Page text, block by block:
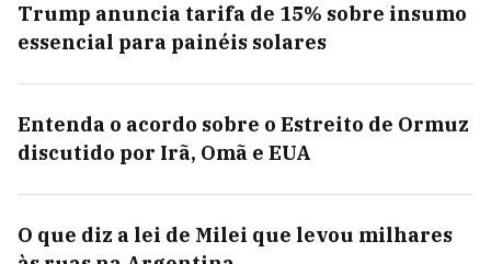
Trump anuncia tarifa de 15% sobre insumo
essencial para painéis solares
Entenda o acordo sobre o Estreito de Ormuz
discutido por Irã, Omã e EUA
O que diz a lei de Milei que levou milhares